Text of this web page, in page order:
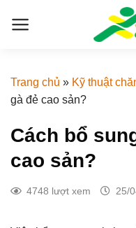
Trang chủ » Kỹ thuật
gà đẻ cao sản?
Cách bổ
cao sản?
4748 lượt xem 25/